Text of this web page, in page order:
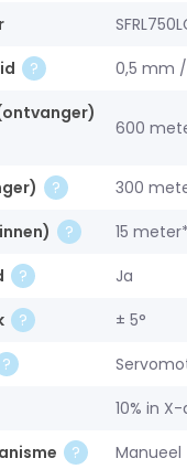
0,5 mm
600
300
15 meter*
Ja
± 5°
10% in
Manueel